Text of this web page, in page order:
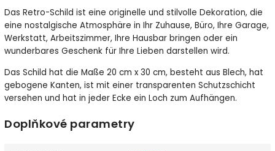
Das Retro-Schild ist eine originelle und stilvolle Dekoration, die
eine nostalgische Atmosphäre in Ihr Zuhause, Büro, Ihre Garage,
Werkstatt, Arbeitszimmer, Ihre Hausbar bringen oder ein
wunderbares Geschenk für Ihre Lieben darstellen wird.
Das Schild hat die Maße 20 cm x 30 cm, besteht aus Blech, hat
gebogene Kanten, ist mit einer transparenten Schutzschicht
versehen und hat in jeder Ecke ein Loch zum Aufhängen.
Doplňkové parametry